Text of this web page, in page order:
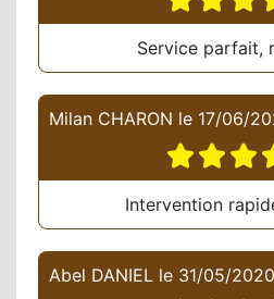
Service parfait,
Milan CHARON le 17/06/
Intervention
Abel DANIEL le 31/05/2020